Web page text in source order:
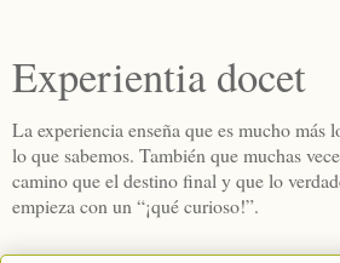
Experientia docet
La experiencia enseña que es mucho más
lo que sabemos. También que muchas
camino que el destino final y que lo
empieza con un “¡qué curioso!”.